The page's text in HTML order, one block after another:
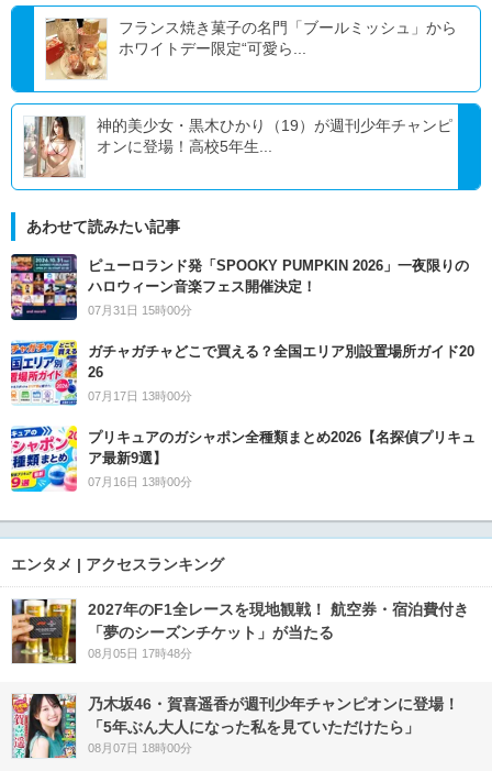
フランス焼き菓子の名門「ブールミッシュ」から
ホワイトデー限定“可愛ら...
神的美少女・黒木ひかり（19）が週刊少年チャンピ
オンに登場！高校5年生...
あわせて読みたい記事
ピューロランド発「SPOOKY PUMPKIN 2026」一夜限りの
ハロウィーン音楽フェス開催決定！
07月31日 15時00分
ガチャガチャどこで買える？全国エリア別設置場所ガイド20
26
07月17日 13時00分
プリキュアのガシャポン全種類まとめ2026【名探偵プリキュ
ア最新9選】
07月16日 13時00分
エンタメ | アクセスランキング
2027年のF1全レースを現地観戦！ 航空券・宿泊費付き
「夢のシーズンチケット」が当たる
08月05日 17時48分
乃木坂46・賀喜遥香が週刊少年チャンピオンに登場！
「5年ぶん大人になった私を見ていただけたら」
08月07日 18時00分